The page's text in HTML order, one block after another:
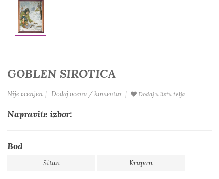
GOBLEN SIROTICA
Nije ocenjen | Dodaj ocenu / komentar | Dodaj u listu želja
Napravite izbor:
Bod
Sitan Krupan